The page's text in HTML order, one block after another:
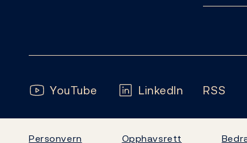
Følg oss:
YouTube LinkedIn RSS
Personvern Opphavsrett